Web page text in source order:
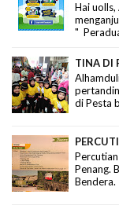
Hai uolls,
"
TINA DI
di Pesta
Penang.
Bendera.